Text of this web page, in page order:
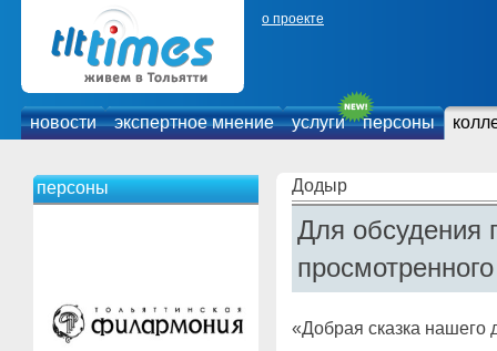
о проекте
новости экспертное мнение услуги персоны
персоны Додыр
Для обсудения
просмотренного
«Добрая сказка нашего